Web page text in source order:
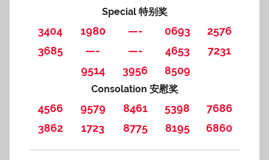
Special 特别奖
3404 1980 —- 0693
2576
3685
—- —- 4653
7231
9514
3956 8509
Consolation 安慰奖
4566 9579 8461 5398
7686
3862
1723 8775 8195 6860